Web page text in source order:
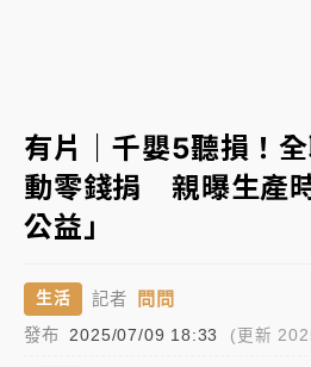
中租控股7月營收創今年新高
獨家｜ 和欣客運總裁逝世！少
腳鐐提前奔靈堂畫面曝
處置制度大變革！ 證交所今起
數與撮合時間
有片｜千嬰5聽損！
動零錢捐 親曝生產
公益」
生活 記者 問問
發布 2025/07/09 18:33 (更新